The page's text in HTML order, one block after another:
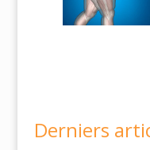
Derniers